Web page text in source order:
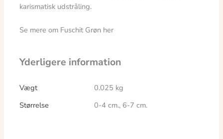
karismatisk udstråling.
Se mere om Fuschit Grøn her
Yderligere information
Vægt
0.025 kg
Størrelse
0-4 cm., 6-7 cm.